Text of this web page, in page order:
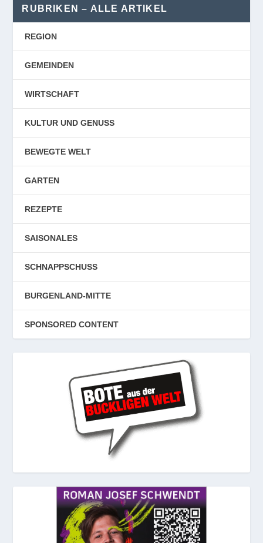
RUBRIKEN – ALLE ARTIKEL
REGION
GEMEINDEN
WIRTSCHAFT
KULTUR UND GENUSS
BEWEGTE WELT
GARTEN
REZEPTE
SAISONALES
SCHNAPPSCHUSS
BURGENLAND-MITTE
SPONSORED CONTENT